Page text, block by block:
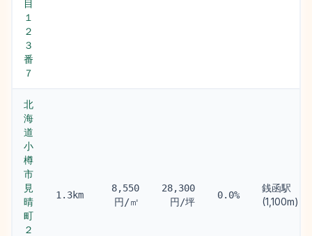
目
１
２
３
番
７
北
海
道
小
樽
市
見
晴
町
２
1.3km
8,550
円/㎡
28,300
円/坪
0.0%
銭函駅
(1,100m)